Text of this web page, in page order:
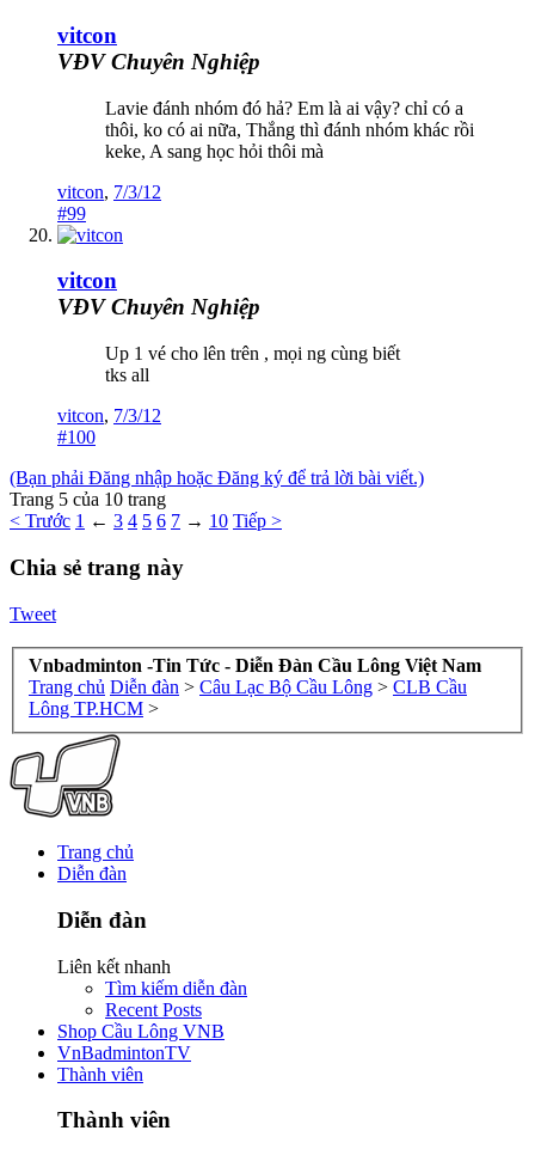
vitcon
VĐV Chuyên Nghiệp
Lavie đánh nhóm đó hả? Em là ai vậy? chỉ có a
thôi, ko có ai nữa, Thắng thì đánh nhóm khác rồi
keke, A sang học hỏi thôi mà
vitcon, 7/3/12
#99
vitcon
VĐV Chuyên Nghiệp
Up 1 vé cho lên trên , mọi ng cùng biết
tks all
vitcon, 7/3/12
#100
(Bạn phải Đăng nhập hoặc Đăng ký để trả lời bài viết.)
Trang 5 của 10 trang
< Trước 1 ← 3 4 5 6 7 → 10 Tiếp >
Chia sẻ trang này
Tweet
Vnbadminton -Tin Tức - Diễn Đàn Cầu Lông Việt Nam
Trang chủ Diễn đàn > Câu Lạc Bộ Cầu Lông > CLB Cầu
Lông TP.HCM >
Trang chủ
Diễn đàn
Diễn đàn
Liên kết nhanh
Tìm kiếm diễn đàn
Recent Posts
Shop Cầu Lông VNB
VnBadmintonTV
Thành viên
Thành viên